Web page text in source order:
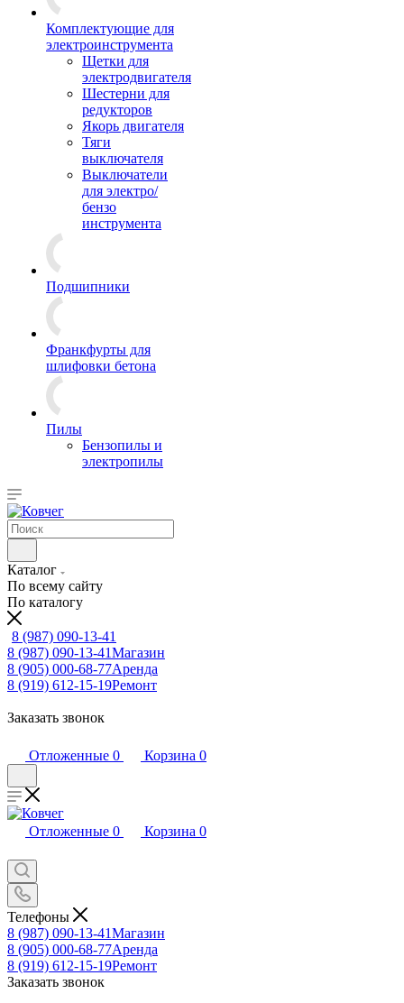
Комплектующие для
электроинструмента
Щетки для
электродвигателя
Шестерни для
редукторов
Якорь двигателя
Тяги
выключателя
Выключатели
для электро/
бензо
инструмента
Подшипники
Франкфурты для
шлифовки бетона
Пилы
Бензопилы и
электропилы
Каталог
По всему сайту
По каталогу
8 (987) 090-13-41
8 (987) 090-13-41Магазин
8 (905) 000-68-77Аренда
8 (919) 612-15-19Ремонт
Заказать звонок
Отложенные 0 Корзина 0
Отложенные 0 Корзина 0
Телефоны
8 (987) 090-13-41Магазин
8 (905) 000-68-77Аренда
8 (919) 612-15-19Ремонт
Заказать звонок